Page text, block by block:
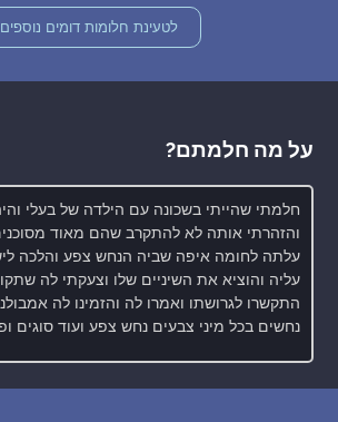
לטעינת חלומות דומים נוספים
על מה חלמתם?